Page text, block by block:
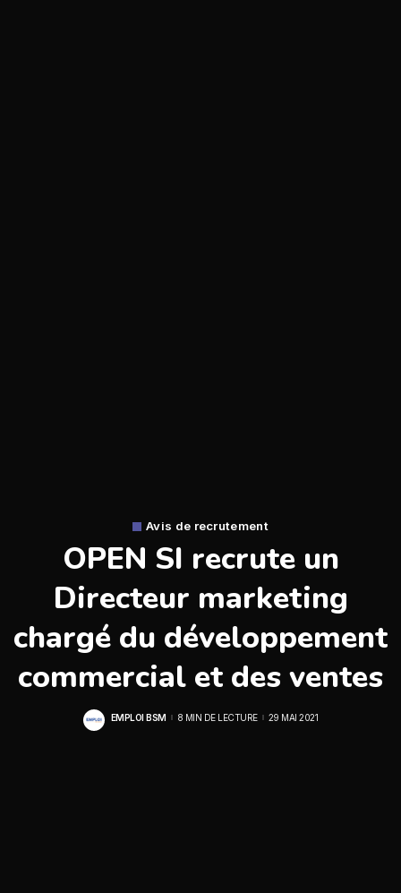
Avis de recrutement
OPEN SI recrute un
Directeur marketing
chargé du développement
commercial et des ventes
POSTED
EMPLOI BSM 8 MIN DE LECTURE 29 MAI 2021